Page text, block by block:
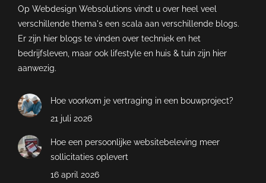
Op Webdesign Websolutions vindt u over heel veel
verschillende thema's een scala aan verschillende blogs.
Er zijn hier blogs te vinden over techniek en het
bedrijfsleven, maar ook lifestyle en huis & tuin zijn hier
aanwezig.
Hoe voorkom je vertraging in een bouwproject?
21 juli 2026
Hoe een persoonlijke websitebeleving meer
sollicitaties oplevert
16 april 2026